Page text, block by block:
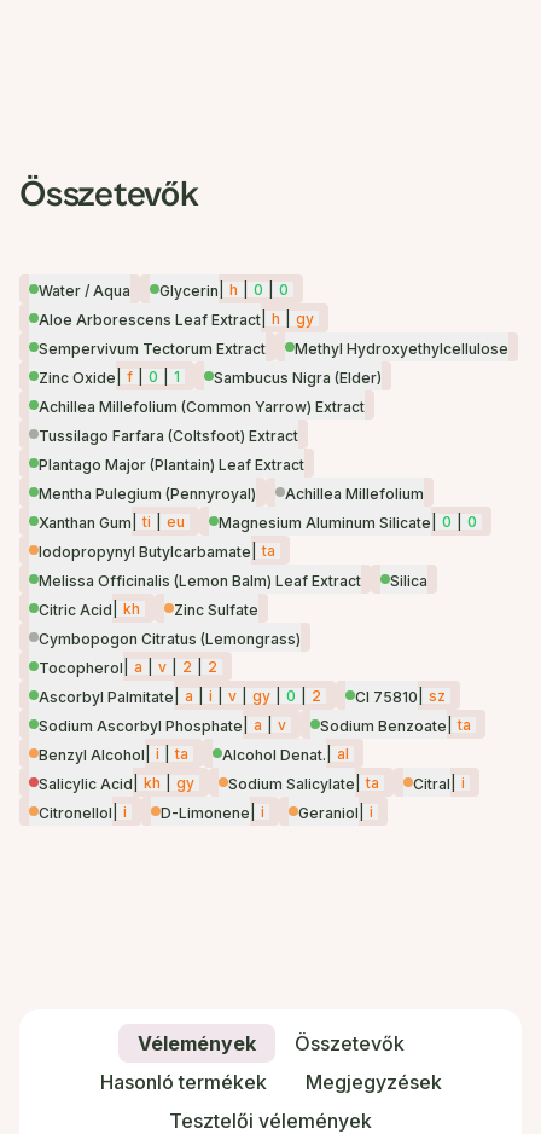
Összetevők
Water / Aqua Glycerin h 0
0
Aloe Arborescens Leaf Extract h
gy
Sempervivum Tectorum Extract
Methyl Hydroxyethylcellulose
Zinc Oxide
f 0 1
Sambucus Nigra (Elder)
Achillea Millefolium (Common Yarrow) Extract
Tussilago Farfara (Coltsfoot) Extract
Plantago Major (Plantain) Leaf Extract
Mentha Pulegium (Pennyroyal)
Achillea Millefolium
Xanthan Gum
ti eu Magnesium Aluminum Silicate 0
0
Iodopropynyl Butylcarbamate
ta
Melissa Officinalis (Lemon Balm) Leaf Extract
Silica
Citric Acid
kh
Zinc Sulfate
Cymbopogon Citratus (Lemongrass)
Tocopherol
a v 2
2
Ascorbyl Palmitate
a i v gy 0 2 CI 75810
sz
Sodium Ascorbyl Phosphate
a v Sodium Benzoate
ta
Benzyl Alcohol
i ta Alcohol Denat.
al
Salicylic Acid
kh gy Sodium Salicylate ta Citral
i
Citronellol
i D-Limonene i Geraniol i
Vélemények
Összetevők
Hasonló termékek
Megjegyzések
Tesztelői vélemények